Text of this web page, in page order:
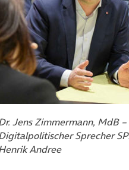
Jens Zimmermann, MdB –
Sprecher
Andree